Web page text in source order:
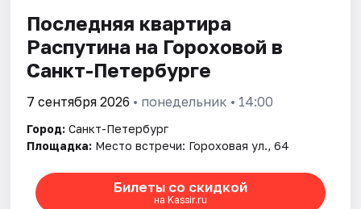
Города
Площадки
Артисты
Рейтинги
Последняя квартира
Распутина на Гороховой в
Санкт-Петербурге
7 сентября 2026 • понедельник • 14:00
Город: Санкт-Петербург
Площадка: Место встречи: Гороховая ул., 64
Билеты со скидкой
на Kassir.ru